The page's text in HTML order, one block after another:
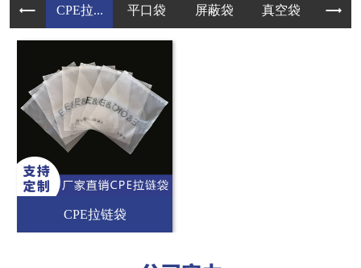
CPE拉... 平口袋 屏蔽袋 真空袋 手提
CPE拉链袋